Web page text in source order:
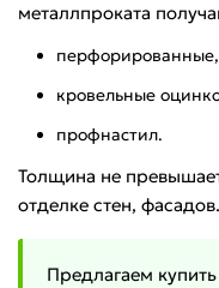
металлпроката
перфорированные,
кровельные
профнастил.
Толщина не
отделке стен, фасадов.
Предлагаем